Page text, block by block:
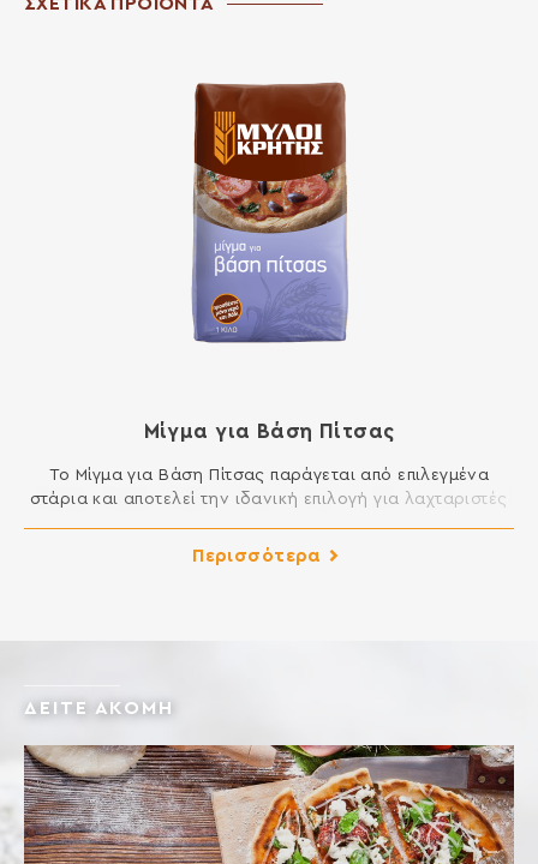
Μίγμα για Βάση Πίτσας
Το Μίγμα για Βάση Πίτσας παράγεται από επιλεγμένα
στάρια και αποτελεί την ιδανική επιλογή για λαχταριστές
προσθέσετε νερό και λάδι για ένα τέλειο ζυμάρι πίτσας
Περισσότερα
ΔΕΙΤΕ ΑΚΟΜΗ